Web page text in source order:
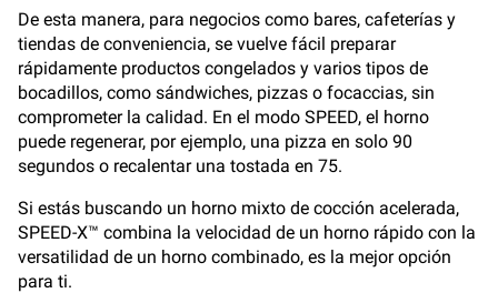
De esta manera, para negocios como bares, cafeterías y
tiendas de conveniencia, se vuelve fácil preparar
rápidamente productos congelados y varios tipos de
bocadillos, como sándwiches, pizzas o focaccias, sin
comprometer la calidad. En el modo SPEED, el horno
puede regenerar, por ejemplo, una pizza en solo 90
segundos o recalentar una tostada en 75.
Si estás buscando un horno mixto de cocción acelerada,
SPEED-X™ combina la velocidad de un horno rápido con la
versatilidad de un horno combinado, es la mejor opción
para ti.